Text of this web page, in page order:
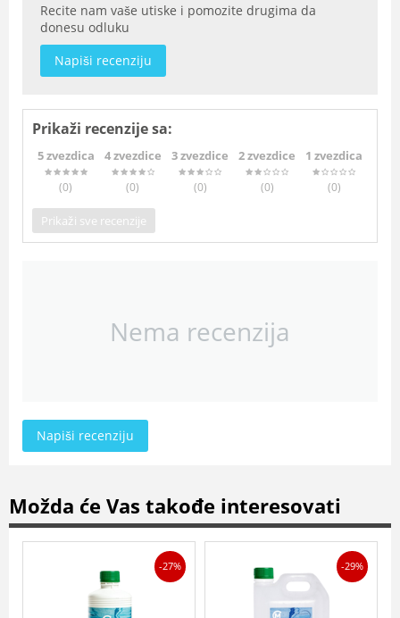
Recite nam vaše utiske i pomozite drugima da
donesu odluku
Napiši recenziju
Prikaži recenzije sa:
5 zvezdica
(0)
4 zvezdice
(0)
3 zvezdice
(0)
2 zvezdice
(0)
1 zvezdica
(0)
Prikaži sve recenzije
Nema recenzija
Napiši recenziju
Možda će Vas takođe interesovati
-27% -29%